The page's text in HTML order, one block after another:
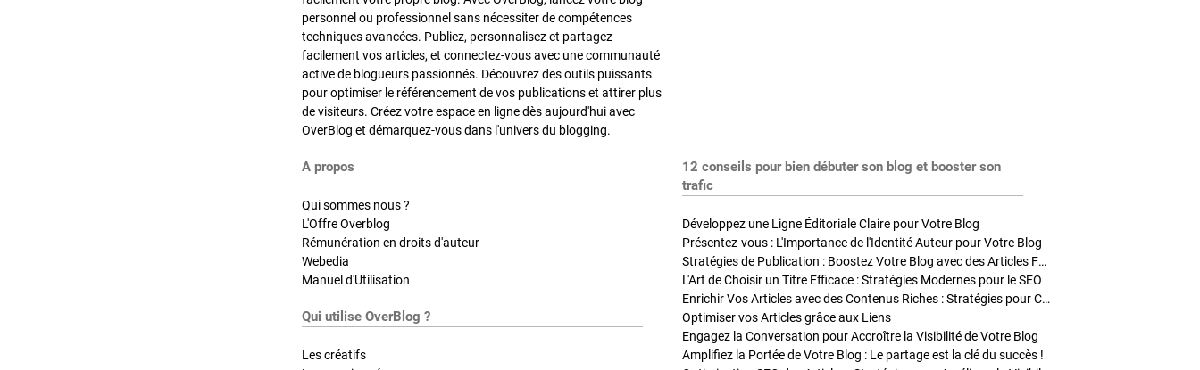
personnel ou professionnel sans nécessiter de compétences
techniques avancées. Publiez, personnalisez et partagez
facilement vos articles, et connectez-vous avec une communauté
active de blogueurs passionnés. Découvrez des outils puissants
pour optimiser le référencement de vos publications et attirer plus
de visiteurs. Créez votre espace en ligne dès aujourd'hui avec
OverBlog et démarquez-vous dans l'univers du blogging.
A propos
Qui sommes nous ?
L'Offre Overblog
Rémunération en droits d'auteur
Webedia
Manuel d'Utilisation
Qui utilise OverBlog ?
Les créatifs
12 conseils pour bien débuter son blog et booster son
trafic
Développez une Ligne Éditoriale Claire pour Votre Blog
Présentez-vous : L'Importance de l'Identité Auteur pour Votre Blog
Stratégies de Publication : Boostez Votre Blog avec des Articles Fréquents et Exclusifs
L'Art de Choisir un Titre Efficace : Stratégies Modernes pour le SEO
Enrichir Vos Articles avec des Contenus Riches : Stratégies pour Captiver et Optimiser
Optimiser vos Articles grâce aux Liens
Engagez la Conversation pour Accroître la Visibilité de Votre Blog
Amplifiez la Portée de Votre Blog : Le partage est la clé du succès !